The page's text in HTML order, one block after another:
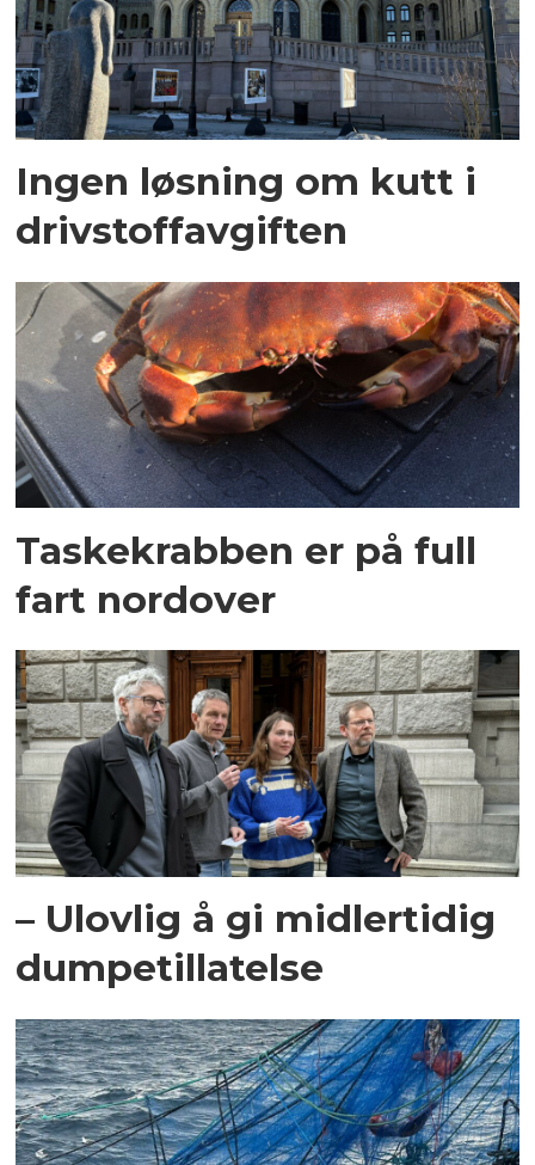
Ingen løsning om kutt i
drivstoffavgiften
Taskekrabben er på full
fart nordover
– Ulovlig å gi midlertidig
dumpetillatelse